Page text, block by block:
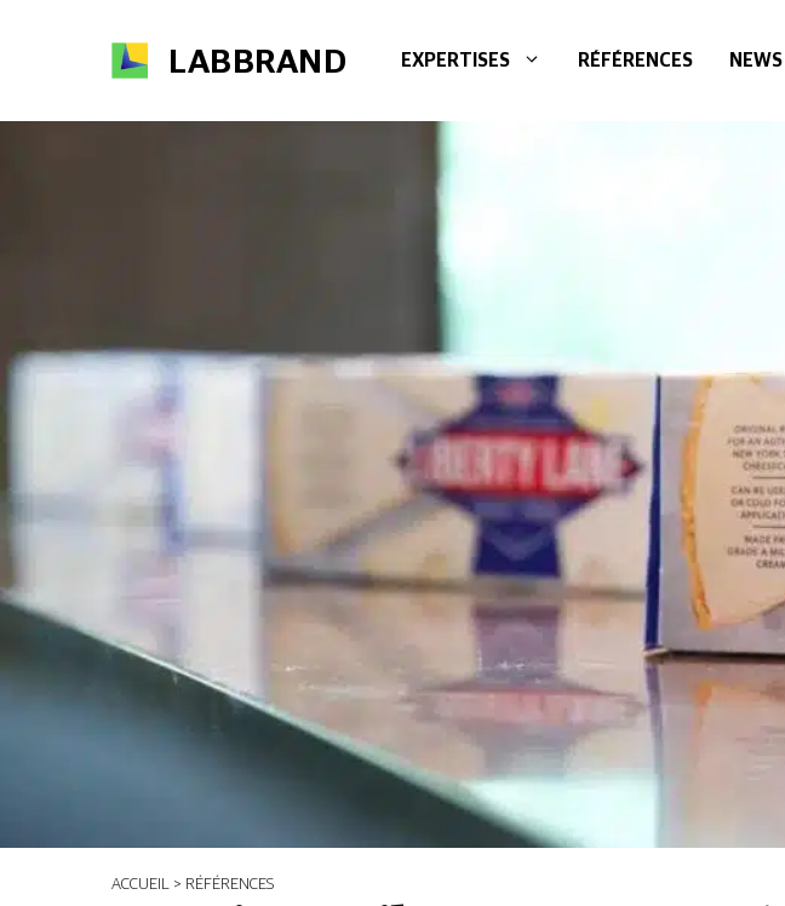
LABBRAND EXPERTISES RÉFÉRENCES NEWS
ACCUEIL > RÉFÉRENCES